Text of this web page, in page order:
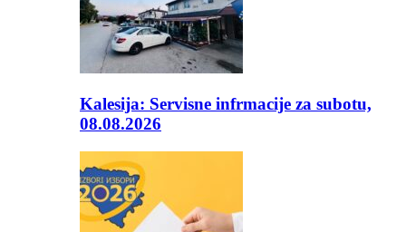
Kalesija: Servisne infrmacije za subotu,
08.08.2026